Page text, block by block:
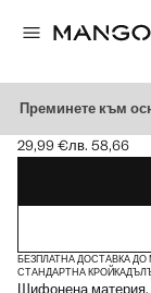
Преминете към
Текуща цена [29,99
29,99 €лв. 58,66
Изберете цвят
БЕЗПЛАТНА ДОСТАВКА ДО
СТАНДАРТНА КРОЙКА
Шифонена материя.